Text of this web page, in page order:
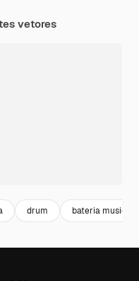
vetores
drum bateria musical